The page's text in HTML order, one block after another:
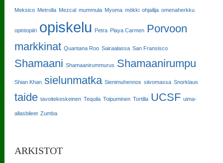
Meksico Metrolla Mezcal mummula Myoma mökki ohjailija omenaherkku
opintopiiri opiskelu Petra Playa Carmen Porvoon
markkinat Quantana Roo Sairaalassa San Fransisco
Shamaani Shamaanirummurus Shamaanirumpu
Shian Khan sielunmatka Sienimuhennos siivomassa Snorklaus
taide tavoitekeskeinen Tequila Toipuminen Tortilla UCSF uima-
allasbileet Zumba
ARKISTOT